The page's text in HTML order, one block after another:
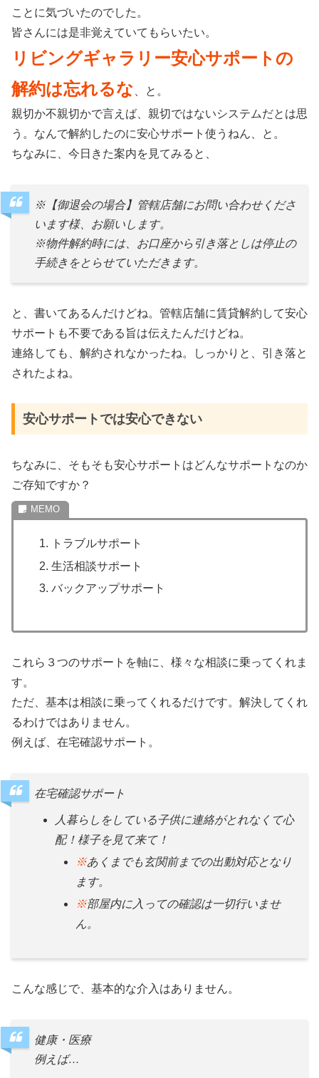
ことに気づいたのでした。
皆さんには是非覚えていてもらいたい。
リビングギャラリー安心サポートの
解約は忘れるな 、と。
親切か不親切かで言えば、親切ではないシステムだとは思
う。なんで解約したのに安心サポート使うねん、と。
ちなみに、今日きた案内を見てみると、
※【御退会の場合】管轄店舗にお問い合わせくださ
います様、お願いします。
※物件解約時には、お口座から引き落としは停止の
手続きをとらせていただきます。
と、書いてあるんだけどね。管轄店舗に賃貸解約して安心
サポートも不要である旨は伝えたんだけどね。
連絡しても、解約されなかったね。しっかりと、引き落と
されたよね。
安心サポートでは安心できない
ちなみに、そもそも安心サポートはどんなサポートなのか
ご存知ですか？
トラブルサポート
生活相談サポート
バックアップサポート
これら３つのサポートを軸に、様々な相談に乗ってくれま
す。
ただ、基本は相談に乗ってくれるだけです。解決してくれ
るわけではありません。
例えば、在宅確認サポート。
在宅確認サポート
人暮らしをしている子供に連絡がとれなくて心
配！様子を見て来て！
※あくまでも玄関前までの出動対応となり
ます。
※部屋内に入っての確認は一切行いませ
ん。
こんな感じで、基本的な介入はありません。
健康・医療
例えば…